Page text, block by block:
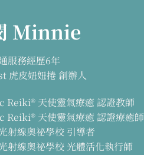
Minnie
服務經歷6年
虎皮妞妞捲 創辦人
Reiki® 天使靈氣療癒 認證教師
Reiki® 天使靈氣療癒 認證療癒師
射線奧祕學校 引導者
射線奧祕學校 光體活化執行師